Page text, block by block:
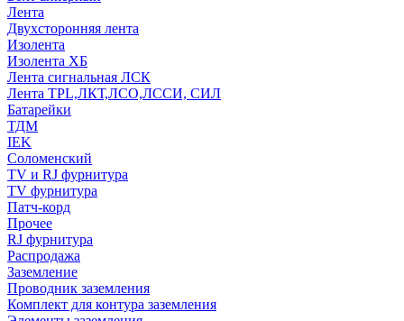
Лента
Двухсторонняя лента
Изолента
Изолента ХБ
Лента сигнальная ЛСК
Лента TPL,ЛКТ,ЛСО,ЛССИ, СИЛ
Батарейки
ТДМ
IEK
Соломенский
TV и RJ фурнитура
TV фурнитура
Патч-корд
Прочее
RJ фурнитура
Распродажа
Заземление
Проводник заземления
Комплект для контура заземления